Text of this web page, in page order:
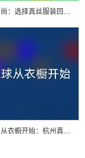
打造环保时尚：选择真丝服装回收厂家的三大理由
拯救地球，从衣橱开始：杭州真丝服装回收厂家的重要使命